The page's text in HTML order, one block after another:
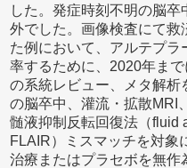
した。発症時刻不明の脳
外でした。画像検査にて
た例において、アルテプ
率するために、2020年ま
の系統レビュー、メタ解析
の脳卒中、灌流・拡散MRI
髄液抑制反転回復法（fluid
FLAIR）ミスマッチを対象
治療またはプラセボを無作